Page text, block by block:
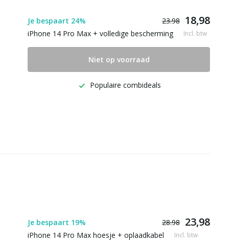
Je bespaart 24% 23.98 18,98
iPhone 14 Pro Max + volledige bescherming Incl. btw
Niet op voorraad
Populaire combideals
Je bespaart 19% 28.98 23,98
iPhone 14 Pro Max hoesje + oplaadkabel Incl. btw